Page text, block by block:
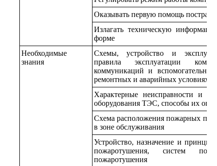
Оказывать первую помощь
Излагать техническую
форме
Необходимые
знания
Схемы, устройство и
правила эксплуатации
коммуникаций и
ремонтных и аварийных условиях
Характерные неисправности и
оборудования ТЭС, способы их
Схема расположения пожарных
в зоне обслуживания
Устройство, назначение и
пожаротушения, систем
пожаротушения